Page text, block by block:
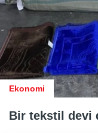
Ekonomi
Bir tekstil devi